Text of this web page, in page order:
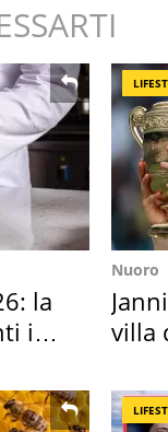
la
in
Nuoro
villa